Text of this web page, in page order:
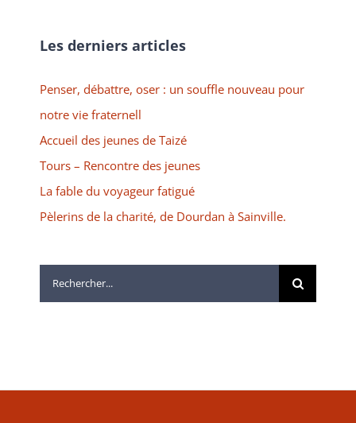
Les derniers articles
Penser, débattre, oser : un souffle nouveau pour
notre vie fraternell
Accueil des jeunes de Taizé
Tours – Rencontre des jeunes
La fable du voyageur fatigué
Pèlerins de la charité, de Dourdan à Sainville.
Rechercher: